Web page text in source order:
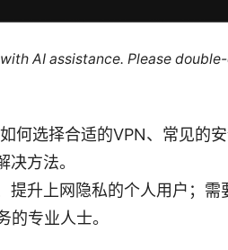
AI assistance. Please
何选择合适的VPN、常见的
方法。
提升上网隐私的个人用户；
的专业人士。